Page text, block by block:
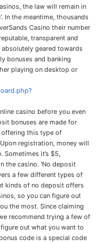
the law will remain in
In the meantime, thousands
Casino their number
transparent and
geared towards
bonuses and banking
playing on desktop or
casino before you even
bonuses are made for
offering this type of
registration, money will
Sometimes it’s $5,
the casino. ‘No deposit
a few different types of
kinds of no deposit offers
so you can figure out
the most. Since claiming
recommend trying a few of
out what you want to
code is a special code